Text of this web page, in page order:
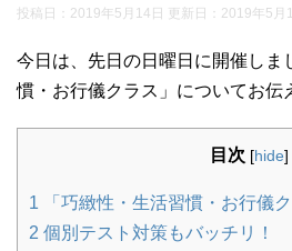
投稿日：2019年5月14日 更新日： 2019年5月
今日は、先日の日曜日に開催しま
慣・お行儀クラス」についてお伝
目次 [hide]
1 「巧緻性・生活習慣・お行儀
2 個別テスト対策もバッチリ！